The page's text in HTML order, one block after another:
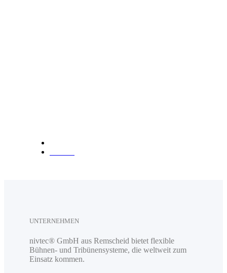
UNTERNEHMEN
nivtec® GmbH aus Remscheid bietet flexible
Bühnen- und Tribünensysteme, die weltweit zum
Einsatz kommen.